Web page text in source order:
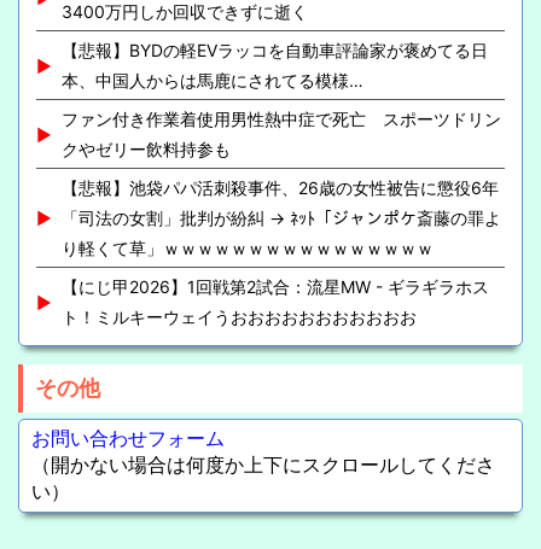
3400万円しか回収できずに逝く
【悲報】BYDの軽EVラッコを自動車評論家が褒めてる日
本、中国人からは馬鹿にされてる模様…
ファン付き作業着使用男性熱中症で死亡 スポーツドリン
クやゼリー飲料持参も
【悲報】池袋パパ活刺殺事件、26歳の女性被告に懲役6年
「司法の女割」批判が紛糾 → ﾈｯﾄ「ジャンポケ斎藤の罪よ
り軽くて草」ｗｗｗｗｗｗｗｗｗｗｗｗｗｗｗｗ
【にじ甲2026】1回戦第2試合：流星MW - ギラギラホス
ト！ミルキーウェイうおおおおおおおおおおお
その他
お問い合わせフォーム
（開かない場合は何度か上下にスクロールしてくださ
い）